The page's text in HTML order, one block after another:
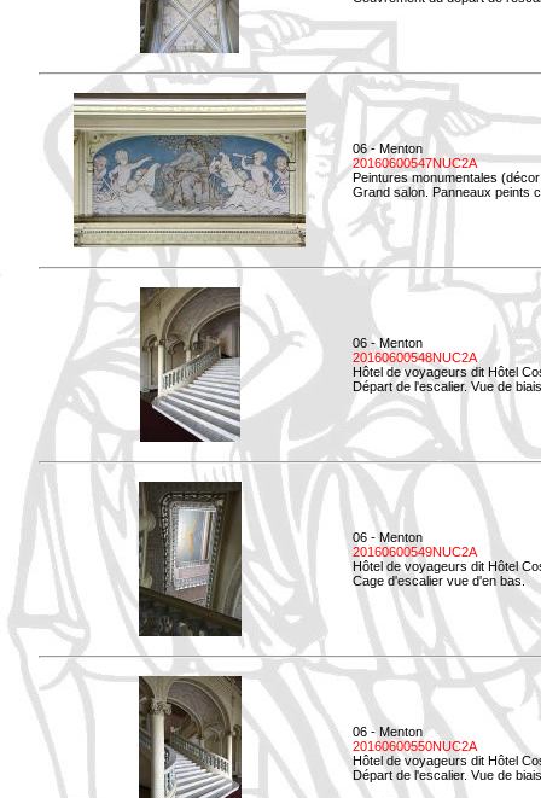
06 - Menton
20160600547NUC2A
Peintures monumentales
Grand salon. Panneaux peints
06 - Menton
20160600548NUC2A
Hôtel de voyageurs dit Hôtel
Départ de l'escalier. Vue de
06 - Menton
20160600549NUC2A
Hôtel de voyageurs dit Hôtel
Cage d'escalier vue d'en bas.
06 - Menton
20160600550NUC2A
Hôtel de voyageurs dit Hôtel
Départ de l'escalier. Vue de